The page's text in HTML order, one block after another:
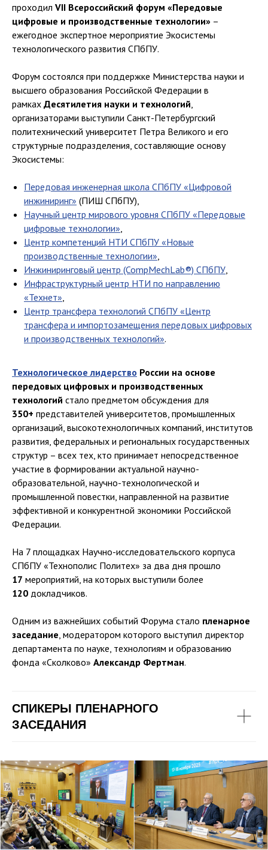
проходил VII Всероссийский форум «Передовые
цифровые и производственные технологии» –
ежегодное экспертное мероприятие Экосистемы
технологического развития СПбПУ.
Форум состоялся при поддержке Министерства науки и
высшего образования Российской Федерации в
рамках Десятилетия науки и технологий
организаторами выступили Санкт-Петербургский
политехнический университет Петра Великого и его
структурные подразделения, составляющие основу
Экосистемы:
Передовая инженерная школа СПбПУ «Цифровой
инжиниринг» (ПИШ СПбПУ),
Научный центр мирового уровня СПбПУ «Передовые
цифровые технологии»
Центр компетенций НТИ СПбПУ «Новые
производственные технологии»
Инжиниринговый центр (CompMechLab®) СПбПУ
Инфраструктурный центр НТИ по направлению
«Технет»
Центр трансфера технологий СПбПУ «Центр
трансфера и импортозамещения передовых цифровых
и производственных технологий».
Технологическое лидерство России на основе
передовых цифровых и производственных
технологий стало предметом обсуждения для
350+ представителей университетов, промышленных
организаций, высокотехнологичных компаний, институтов
развития, федеральных и региональных государственных
структур – всех тех, кто принимает непосредственное
участие в формировании актуальной научно-
образовательной, научно-технологической и
промышленной повестки, направленной на развитие
эффективной и конкурентной экономики Российской
Федерации.
На 7 площадках Научно-исследовательского корпуса
СПбПУ «Технополис Политех» за два дня прошло
17 мероприятий, на которых выступили более
120 докладчиков.
Одним из важнейших событий Форума стало пленарное
заседание , модератором которого выступил директор
департамента по науке, технологиям и образованию
фонда «Сколково» Александр Фертман.
СПИКЕРЫ ПЛЕНАРНОГО
ЗАСЕДАНИЯ